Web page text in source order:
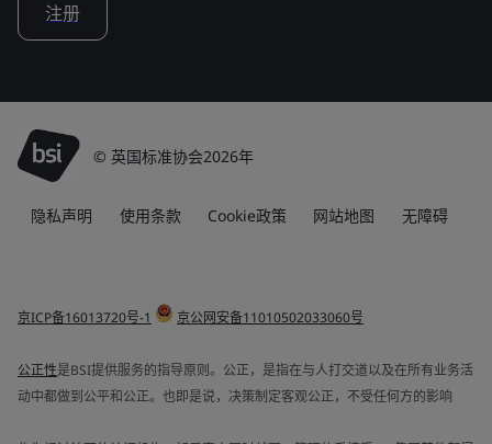
注册
© 英国标准协会2026年
隐私声明 使用条款 Cookie政策 网站地图 无障碍
京ICP备16013720号-1 京公网安备11010502033060号
公正性是BSI提供服务的指导原则。公正，是指在与人打交道以及在所有业务活
动中都做到公平和公正。也即是说，决策制定客观公正，不受任何方的影响